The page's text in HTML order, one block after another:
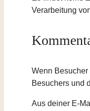
Verarbeitung
Wenn
Besuchers und
Aus deiner E-